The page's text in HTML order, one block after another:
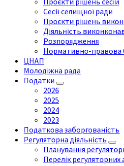
Сесії селищної ради
Проєкти рішень
Діяльність
Розпорядження
Нормативно-правова
ЦНАП
Молодіжна рада
Податки
2026
2025
2024
2023
Податкова заборгованість
Регуляторна діяльність
Планування
Перелік регуляторних